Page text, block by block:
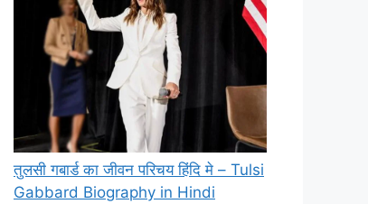
तुलसी गबार्ड का जीवन परिचय हिंदि मे – Tulsi
Gabbard Biography in Hindi